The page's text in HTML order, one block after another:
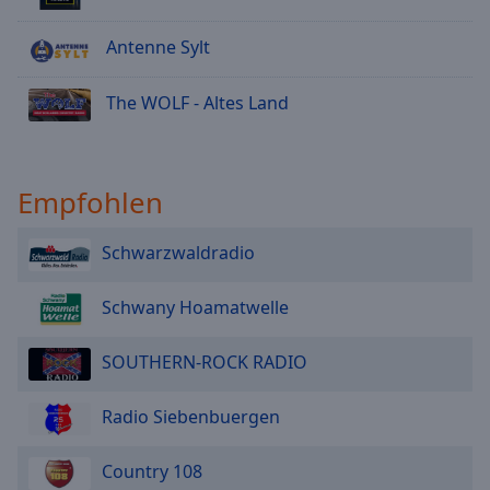
Antenne Sylt
The WOLF - Altes Land
Empfohlen
Schwarzwaldradio
Schwany Hoamatwelle
SOUTHERN-ROCK RADIO
Radio Siebenbuergen
Country 108